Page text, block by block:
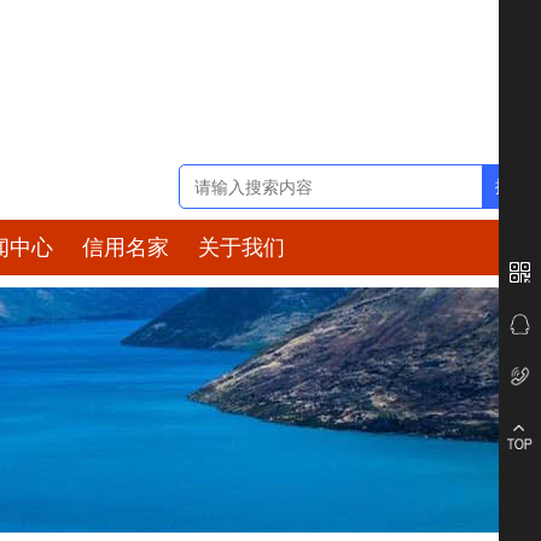
中心 信用名家 关于我们